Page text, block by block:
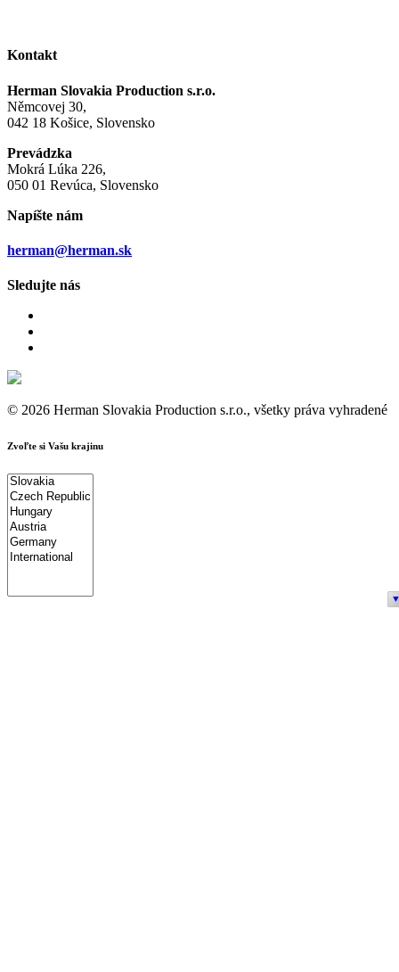
Kontakt
Herman Slovakia Production s.r.o.
Němcovej 30,
042 18 Košice, Slovensko
Prevádzka
Mokrá Lúka 226,
050 01 Revúca, Slovensko
Napíšte nám
herman@herman.sk
Sledujte nás
© 2026 Herman Slovakia Production s.r.o., všetky práva vyhradené
Zvoľte si Vašu krajinu